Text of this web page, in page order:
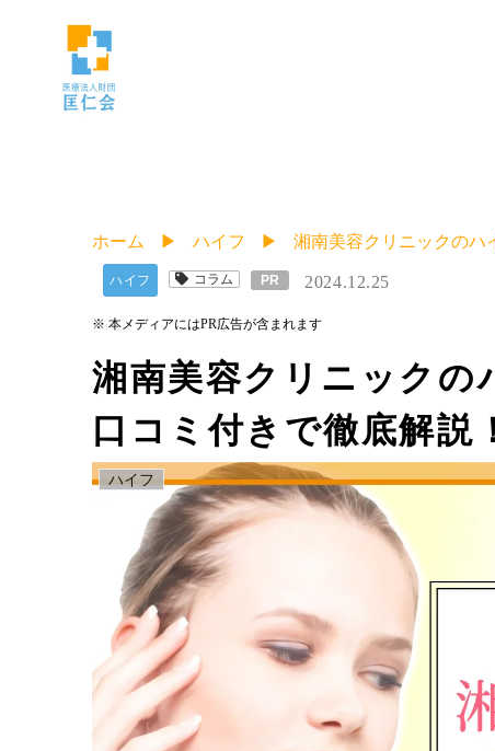
ホーム ハイフ 湘南美容クリニックのハ
湘南美容クリニックの
口コミ付きで徹底解説！
2024.12.25
ハイフ コラム PR
※ 本メディアにはPR広告が含まれます
ハイフ